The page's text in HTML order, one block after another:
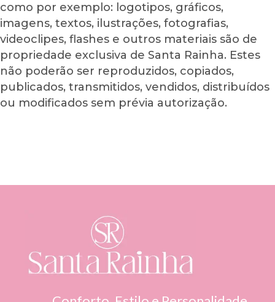
como por exemplo: logotipos, gráficos,
imagens, textos, ilustrações, fotografias,
videoclipes, flashes e outros materiais são de
propriedade exclusiva de Santa Rainha. Estes
não poderão ser reproduzidos, copiados,
publicados, transmitidos, vendidos, distribuídos
ou modificados sem prévia autorização.